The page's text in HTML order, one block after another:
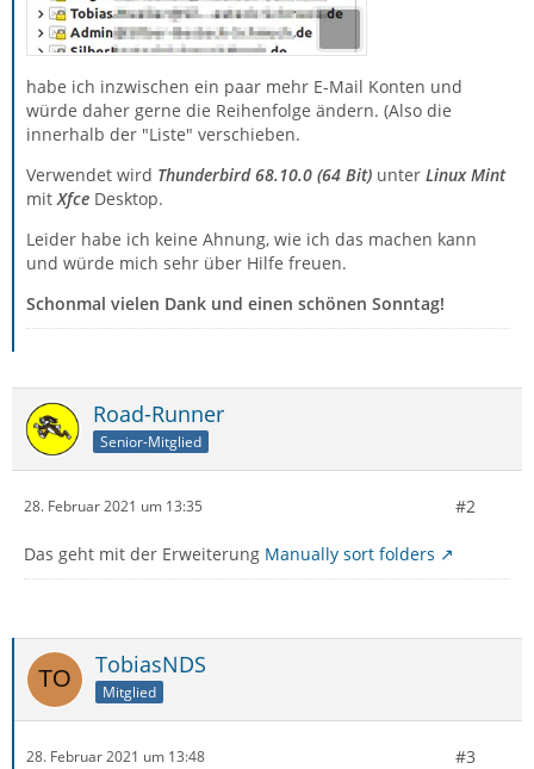
habe ich inzwischen ein paar mehr E-Mail Konten und
würde daher gerne die Reihenfolge ändern. (Also die
innerhalb der "Liste" verschieben.
Verwendet wird Thunderbird 68.10.0 (64 Bit) unter Linux Mint
mit Xfce Desktop.
Leider habe ich keine Ahnung, wie ich das machen kann
und würde mich sehr über Hilfe freuen.
Schonmal vielen Dank und einen schönen Sonntag!
Road-Runner
Senior-Mitglied
28. Februar 2021 um 13:35 #2
Das geht mit der Erweiterung Manually sort folders
TobiasNDS
Mitglied
28. Februar 2021 um 13:48 #3